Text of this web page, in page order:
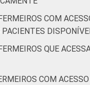
COM
PACIENTES
QUE
COM